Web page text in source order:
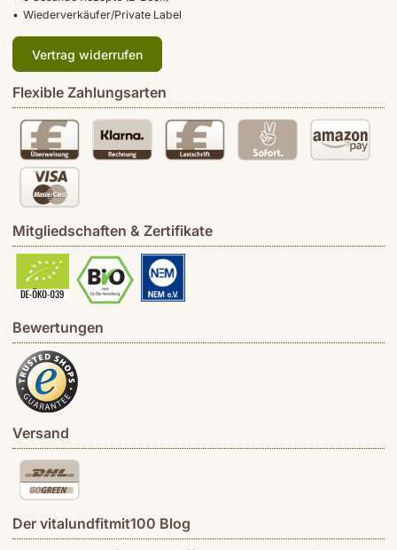
Wiederverkäufer/Private Label
Vertrag widerrufen
Flexible Zahlungsarten
Mitgliedschaften & Zertifikate
Bewertungen
Versand
Der vitalundfitmit100 Blog